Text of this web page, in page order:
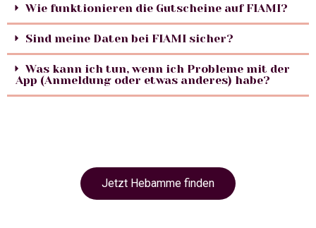
Wie funktionieren die Gutscheine auf FIAMI?
Sind meine Daten bei FIAMI sicher?
Was kann ich tun, wenn ich Probleme mit der
App (Anmeldung oder etwas anderes) habe?
Jetzt Hebamme finden